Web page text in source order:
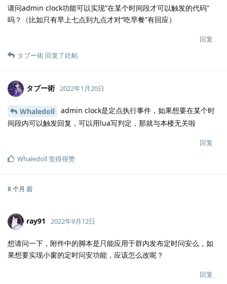
请问admin clock功能可以实现“在某个时间段才可以触发的代码”
吗？（比如只有早上七点到九点才对“吃早餐”有回应）
回复
タブー術 回复了此帖
タブー術 2022年1月20日
Whaledoll
admin clock是定点执行事件，如果想要在某个时
间段内可以触发回复，可以用lua写判定，那就与本楼无关啦
回复
Whaledoll觉得很赞
8 个月 后
ray91 2022年9月12日
想请问一下，附件中的脚本是只能应用于群内发布定时问安么，如
果想要实现小窗的定时问安功能，应该怎么改呢？
回复